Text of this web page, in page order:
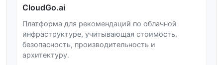
CloudGo.ai
Платформа для рекомендаций по облачной
инфраструктуре, учитывающая стоимость,
безопасность, производительность и
архитектуру.